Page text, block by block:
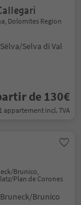
Dolomites Region
Selva di Val
de 130€
appartement incl. TVA
Brunico,
Plan de Corones
Brunico